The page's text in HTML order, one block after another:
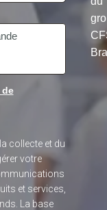
collecte et du
votre
et services,
La base